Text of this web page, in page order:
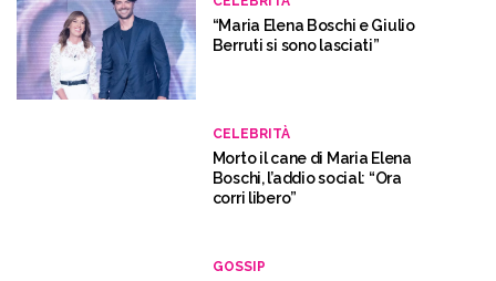
“Maria Elena Boschi e Giulio
Berruti si sono lasciati”
CELEBRITÀ
Morto il cane di Maria Elena
Boschi, l’addio social: “Ora
corri libero”
GOSSIP